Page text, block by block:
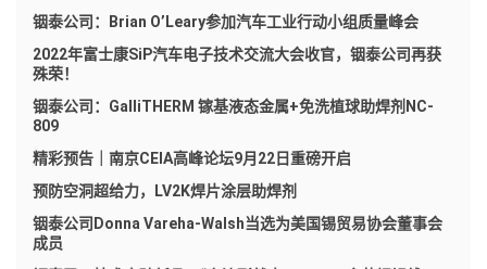
铟泰公司：Brian O’Leary参加汽车工业行动小组质量峰会
2022年富士康SiP汽车电子技术交流大会收官，铟泰公司再获
殊荣！
铟泰公司：GalliTHERM 镓基液态金属+免洗植球助焊剂NC-
809
精彩预告｜南京CEIA高峰论坛9月22日重磅开启
预防空洞超给力，LV2K焊片涂层助焊剂
铟泰公司Donna Vareha-Walsh当选为美国锡贸易协会董事会
成员